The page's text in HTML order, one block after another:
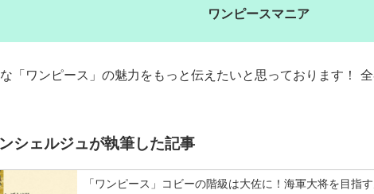
ワンピースマニア
「ワンピース」の魅力をもっと伝えたいと思っております！
シェルジュが執筆した記事
「ワンピース」コビーの階級は大佐に！海軍大将を目指